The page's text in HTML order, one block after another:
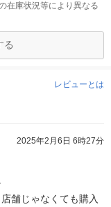
在庫状況等により異なる
る
レビューとは
2025年2月6日 6時27分
舗じゃなくても購入